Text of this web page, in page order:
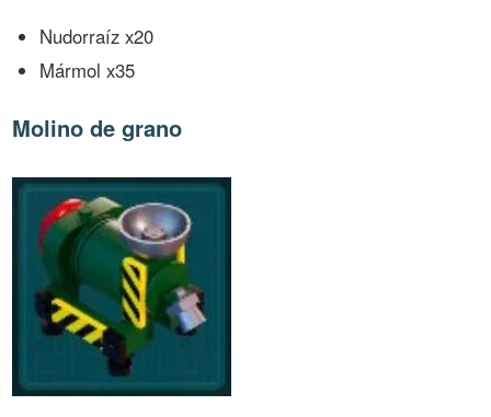
Nudorraíz x20
Mármol x35
Molino de grano